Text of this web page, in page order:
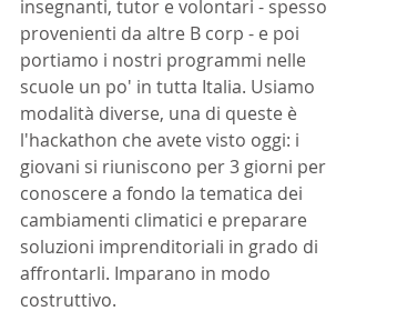
insegnanti, tutor e volontari - spesso
provenienti da altre B corp - e poi
portiamo i nostri programmi nelle
scuole un po' in tutta Italia. Usiamo
modalità diverse, una di queste è
l'hackathon che avete visto oggi: i
giovani si riuniscono per 3 giorni per
conoscere a fondo la tematica dei
cambiamenti climatici e preparare
soluzioni imprenditoriali in grado di
affrontarli. Imparano in modo
costruttivo.